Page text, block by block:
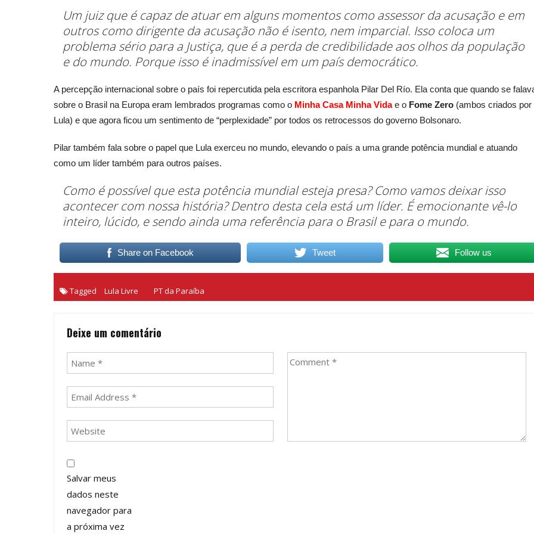
Um juiz que é capaz de atuar em alguns momentos como assessor da acusação e em
outros como dirigente da acusação não é isento, nem imparcial. Isso coloca um
problema sério para a Justiça, que é a perda de credibilidade aos olhos da população
e do mundo. Porque isso é inadmissível em um país democrático.
A percepção internacional sobre o país foi repercutida pela escritora espanhola Pilar Del Río. Ela conta que quando se
sobre o Brasil na Europa eram lembrados programas como o Minha Casa Minha Vidae o Fome Zero (ambos criados por
Lula) e que agora ficou um sentimento de “perplexidade” por todos os retrocessos do governo Bolsonaro.
Pilar também fala sobre o papel que Lula exerceu no mundo, elevando o país a uma grande potência mundial e atuando
como um líder também para outros países.
Como é possível que esta potência mundial esteja presa? Como vamos deixar isso
acontecer com nossa história? Dentro desta cela está um líder. É emocionante vê-lo
inteiro, lúcido, e sendo ainda uma referência para o Brasil e para o mundo.
Share on Facebook Tweet Follow us
Tagged Lula Livre PT da Paraíba
Deixe um comentário
Salvar meus
dados neste
navegador para
a próxima vez